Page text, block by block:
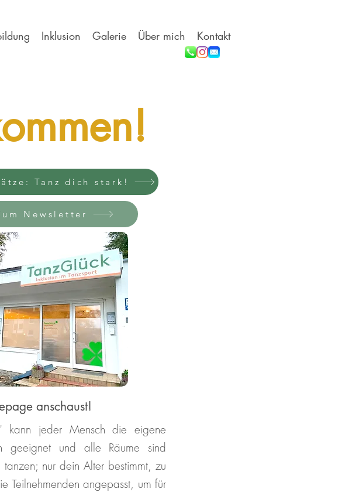
Inklusion Galerie Über mich Kontakt
Newsletter
Tanz dich stark!
anschaust!
kann jeder Mensch die eigene
geeignet und alle Räume sind
nur dein Alter bestimmt, zu
Teilnehmenden angepasst, um für